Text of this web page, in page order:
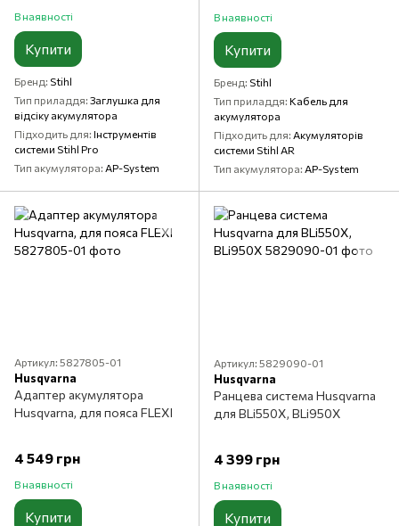
В наявності
Купити
Бренд Stihl
Тип приладдя Заглушка для
відсіку акумулятора
Підходить для Інструментів
системи Stihl Pro
Тип акумулятора AP-System
В наявності
Купити
Бренд Stihl
Тип приладдя Кабель для
акумулятора
Підходить для Акумуляторів
системи Stihl AR
Тип акумулятора AP-System
Артикул: 5827805-01
Husqvarna
Адаптер акумулятора
Husqvarna, для пояса FLEXI
4 549 грн
В наявності
Купити
Артикул: 5829090-01
Husqvarna
Ранцева система Husqvarna
для BLi550X, BLi950X
4 399 грн
В наявності
Купити